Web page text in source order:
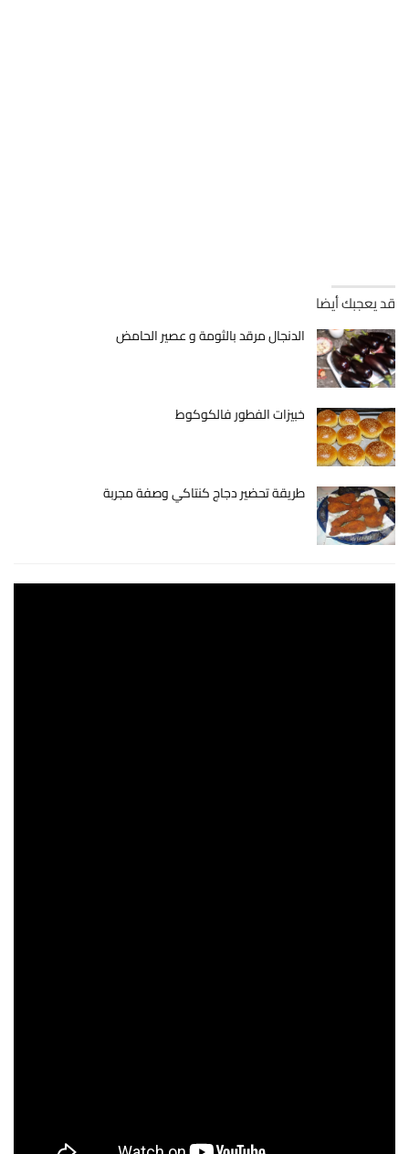
قد يعجبك أيضا
الدنجال مرقد بالثومة و عصير الحامض
خبيزات الفطور فالكوكوط
طريقة تحضير دجاج كنتاكي وصفة مجربة